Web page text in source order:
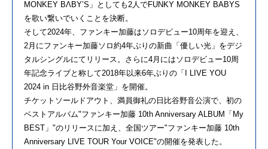
MONKEY BΛBY’S」としても2人でFUNKY MONKEY BABYS
を歌い繋いでいくことを決断。
そして2024年、ファンキー加藤はソロデビュー10周年を迎え、
2月にファンキー加藤ソロ約4年ぶりの新曲「優しい光」をデジ
タルシングルにてリリース。さらに4月にはソロデビュー10周
年記念ライブと称して2018年以来6年ぶりの「I LIVE YOU
2024 in 日比谷野外音楽堂」を開催。
チケットソールドアウト、満員御礼の日比谷野音公演で、初の
ベストアルバム"ファンキー加藤 10th Anniversary ALBUM「My
BEST」"のリリースに加え、全国ツアー"ファンキー加藤 10th
Anniversary LIVE TOUR Your VOICE"の開催を発表した。